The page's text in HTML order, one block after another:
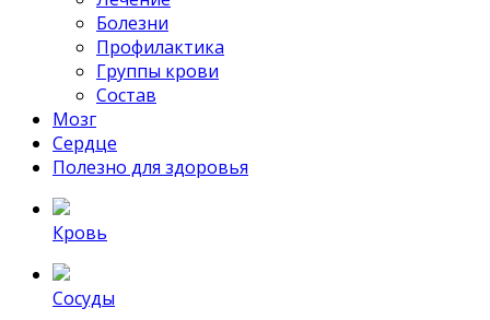
Болезни
Профилактика
Группы крови
Состав
Мозг
Сердце
Полезно для здоровья
Кровь
Сосуды